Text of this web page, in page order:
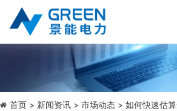
首页 新闻资讯 市场动态> 如何快速估